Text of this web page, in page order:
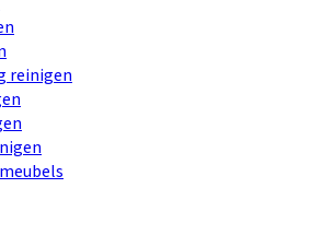
reinigen